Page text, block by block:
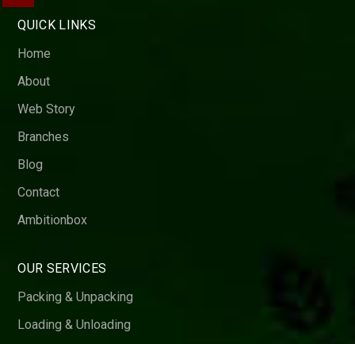
QUICK LINKS
Home
About
Web Story
Branches
Blog
Contact
Ambitionbox
OUR SERVICES
Packing & Unpacking
Loading & Unloading